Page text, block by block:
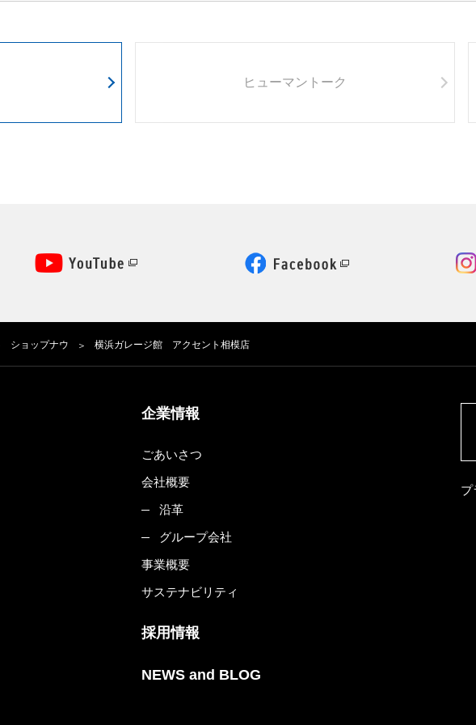
ヒューマントーク
ショップナウ 横浜ガレージ館 アクセント相模店
企業情報
ごあいさつ
会社概要
沿革
グループ会社
事業概要
サステナビリティ
採用情報
NEWS and BLOG
プ